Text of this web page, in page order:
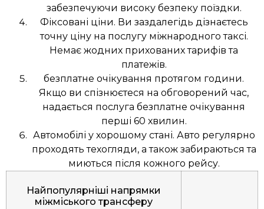
забезпечуючи високу безпеку поїздки.
Фіксовані ціни. Ви заздалегідь дізнаєтесь
точну ціну на послугу міжнародного таксі.
Немає жодних прихованих тарифів та
платежів.
безплатне очікування протягом години.
Якщо ви спізнюєтеся на обговорений час,
надається послуга безплатне очікування
перші 60 хвилин.
Автомобілі у хорошому стані. Авто регулярно
проходять техогляди, а також забираються та
миються після кожного рейсу.
Найпопулярніші напрямки
міжміського трансферу